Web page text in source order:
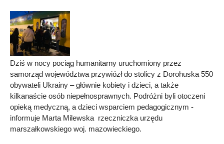
Dziś w nocy pociąg humanitarny uruchomiony przez
samorząd województwa przywiózł do stolicy z Dorohuska 550
obywateli Ukrainy – głównie kobiety i dzieci, a także
kilkanaście osób niepełnosprawnych. Podróżni byli otoczeni
opieką medyczną, a dzieci wsparciem pedagogicznym -
informuje Marta Milewska rzeczniczka urzędu
marszałkowskiego woj. mazowieckiego.